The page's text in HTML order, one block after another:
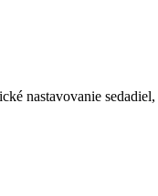
nastavovanie